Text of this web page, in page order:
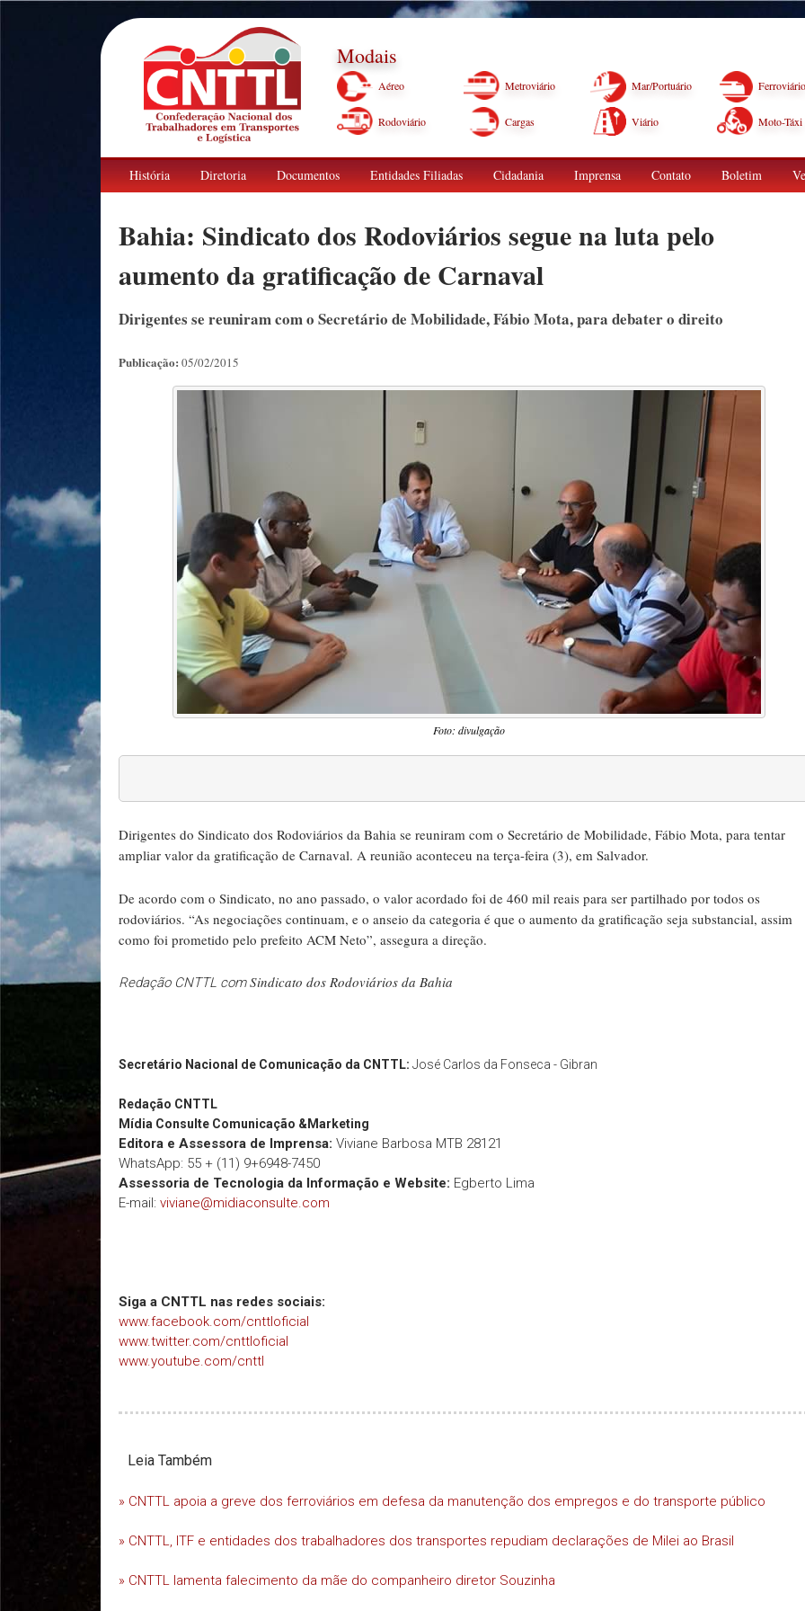
Modais
Aéreo Metroviário Mar/Portuário Ferroviário
Rodoviário Cargas Viário Moto-Táxi
História Diretoria Documentos Entidades Filiadas Cidadania Imprensa Contato Boletim
Bahia: Sindicato dos Rodoviários segue na luta pelo
aumento da gratificação de Carnaval
Dirigentes se reuniram com o Secretário de Mobilidade, Fábio Mota, para debater o direito
Publicação: 05/02/2015
Foto: divulgação
Dirigentes do Sindicato dos Rodoviários da Bahia se reuniram com o Secretário de Mobilidade, Fábio Mota, para tentar
ampliar valor da gratificação de Carnaval. A reunião aconteceu na terça-feira (3), em Salvador.
De acordo com o Sindicato, no ano passado, o valor acordado foi de 460 mil reais para ser partilhado por todos os
rodoviários. “As negociações continuam, e o anseio da categoria é que o aumento da gratificação seja substancial, assim
como foi prometido pelo prefeito ACM Neto”, assegura a direção.
Redação CNTTL comSindicato dos Rodoviários da Bahia
Secretário Nacional de Comunicação da CNTTL: José Carlos da Fonseca - Gibran
Redação CNTTL
Mídia Consulte Comunicação &Marketing
Editora e Assessora de Imprensa: Viviane Barbosa MTB 28121
WhatsApp: 55 + (11) 9+6948-7450
Assessoria de Tecnologia da Informação e Website: Egberto Lima
E-mail: viviane@midiaconsulte.com
Siga a CNTTL nas redes sociais:
www.facebook.com/cnttloficial
www.twitter.com/cnttloficial
www.youtube.com/cnttl
Leia Também
» CNTTL apoia a greve dos ferroviários em defesa da manutenção dos empregos e do transporte público
» CNTTL, ITF e entidades dos trabalhadores dos transportes repudiam declarações de Milei ao Brasil
» CNTTL lamenta falecimento da mãe do companheiro diretor Souzinha